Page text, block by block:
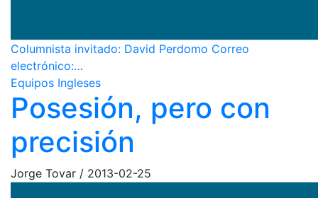
Columnista invitado: David Perdomo Correo
electrónico:…
Equipos Ingleses
Posesión, pero con
precisión
Jorge Tovar / 2013-02-25